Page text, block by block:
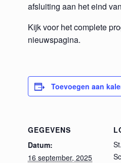
afsluiting aan het eind
Kijk voor het complete
nieuwspagina.
Toevoegen aan
GEGEVENS
Datum:
16 september, 2025